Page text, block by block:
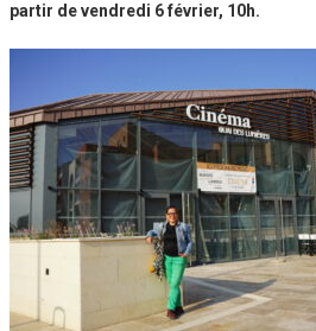
partir de vendredi 6 février, 10h.